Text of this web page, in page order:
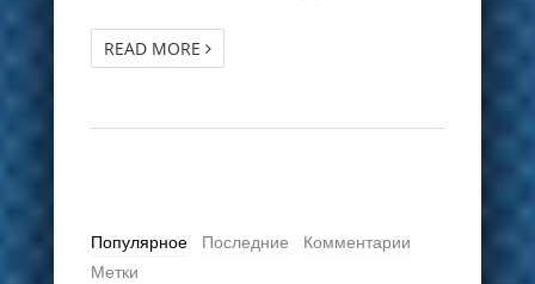
READ MORE
Популярное Последние
Комментарии
Метки